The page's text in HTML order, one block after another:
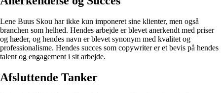
Lene Buus Skou har ikke kun imponeret sine klienter, men også
branchen som helhed. Hendes arbejde er blevet anerkendt med priser
og hæder, og hendes navn er blevet synonym med kvalitet og
professionalisme. Hendes succes som copywriter er et bevis på hendes
talent og engagement i sit arbejde.
Afsluttende Tanker